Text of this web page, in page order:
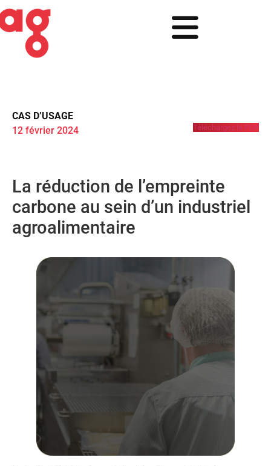
CAS D’USAGE
12 février 2024
Téléchargez le PDF
La réduction de l’empreinte
carbone au sein d’un industriel
agroalimentaire